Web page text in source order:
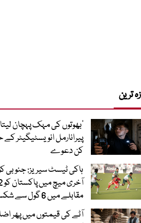
ترین
‘بھوتوں کی مہک پہچان
پیرانارمل انویسٹیگیٹر کے
کن دعوے
ہاکی ٹیسٹ سیریز: جنوبی
مقابلے میں 6 گول سے شکست